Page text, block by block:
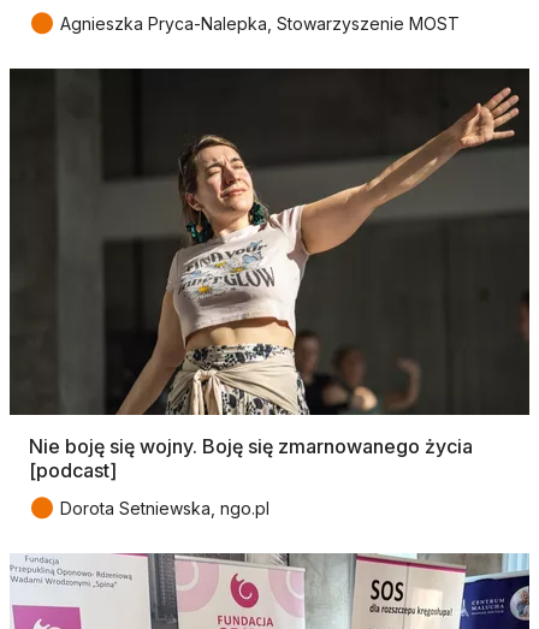
● Agnieszka Pryca-Nalepka, Stowarzyszenie MOST
Nie boję się wojny. Boję się zmarnowanego życia
[podcast]
● Dorota Setniewska, ngo.pl